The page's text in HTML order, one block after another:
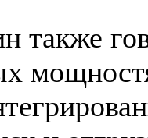
также